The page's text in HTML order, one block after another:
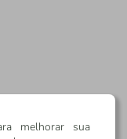
melhorar sua